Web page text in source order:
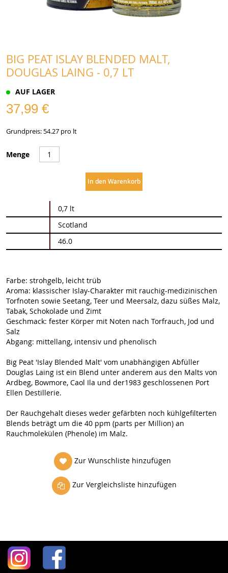
BIG PEAT ISLAY BLENDED MALT,
DOUGLAS LAING - 0,7 LT
AUF LAGER
37,99 €
Grundpreis: 54.27 pro lt
Menge
In den Warenkorb
Informationen
0,7 lt
Scotland
46.0
Farbe: strohgelb, leicht trüb
Aroma: klassischer Islay-Charakter mit rauchig-medizinischen
Torfnoten sowie Seetang, Teer und Meersalz, dazu süßes Malz,
Tabak, Schokolade und Zimt
Geschmack: fester Körper mit Noten nach Torfrauch, Jod und
Salz
Abgang: mittellang, intensiv und phenolisch
Big Peat 'Islay Blended Malt' vom unabhängigen Abfüller
Douglas Laing ist ein Blend unter anderem aus den Malts von
Ardbeg, Bowmore, Caol Ila und der1983 geschlossenen Port
Ellen Destillerie.
Der Rauchgehalt dieses weder gefärbten noch kühlgefilterten
Blends beträgt um die 40 ppm (parts per Million) an
Rauchmolekülen (Phenole) im Malz.
Zur Wunschliste hinzufügen
Zur Vergleichsliste hinzufügen